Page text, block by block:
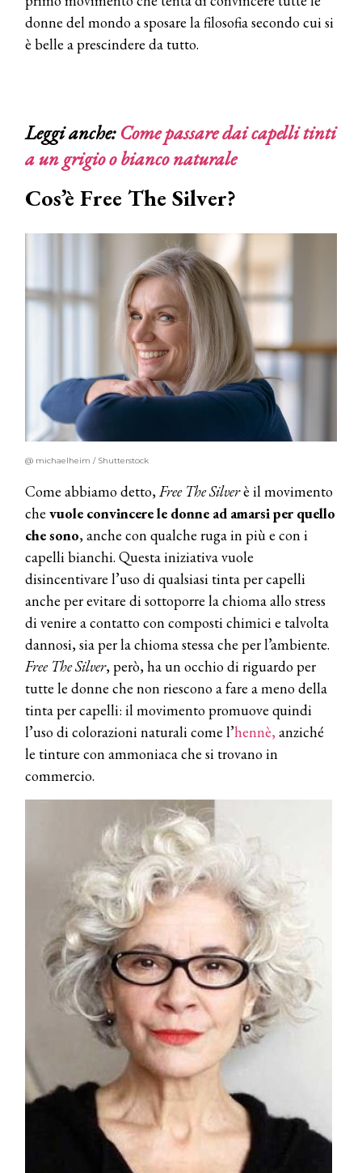
donne del mondo a sposare la filosofia secondo cui si
è belle a prescindere da tutto.
Leggi anche:Come passare dai capelli tinti
a un grigio o bianco naturale
Cos’è Free The Silver?
@ michaelheim / Shutterstock
Come abbiamo detto,Free The Silverè il movimento
che vuole convincere le donne ad amarsi per quello
che sono, anche con qualche ruga in più e con i
capelli bianchi. Questa iniziativa vuole
disincentivare l’uso di qualsiasi tinta per capelli
anche per evitare di sottoporre la chioma allo stress
di venire a contatto con composti chimici e talvolta
dannosi, sia per la chioma stessa che per l’ambiente.
Free The Silver, però, ha un occhio di riguardo per
tutte le donne che non riescono a fare a meno della
tinta per capelli: il movimento promuove quindi
l’uso di colorazioni naturali come l’hennè, anziché
le tinture con ammoniaca che si trovano in
commercio.